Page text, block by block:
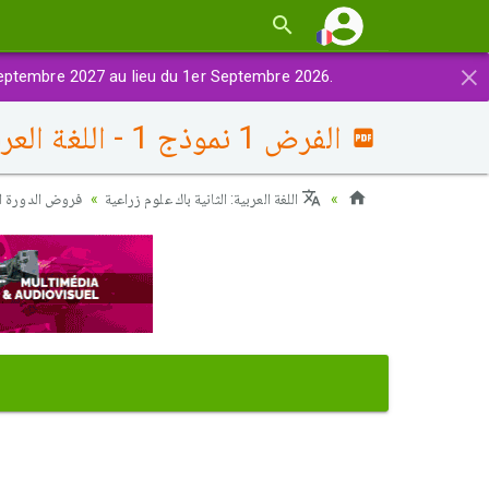
×
2027 au lieu du 1er Septembre 2026.
الفرض 1 نموذج 1 - اللغة العربية ثانية باك الدورة الأولى
اللغة العربية: الثانية باك علوم زراعية فروض الدورة